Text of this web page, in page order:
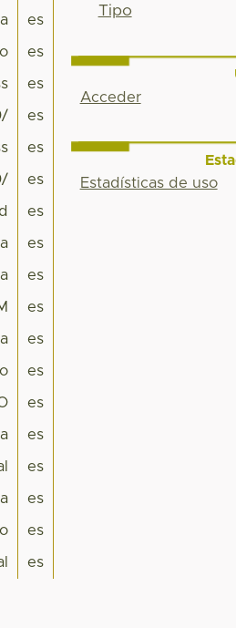
es
es
es
es
es
es
es
es
es
es
es
es
es
es
es
es
es
es
Tipo
Acceder
Estadísticas de uso